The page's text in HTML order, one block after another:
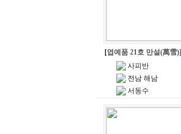
[엽예품 21호 만설(萬雪)]
사피반
전남 해남
서동수